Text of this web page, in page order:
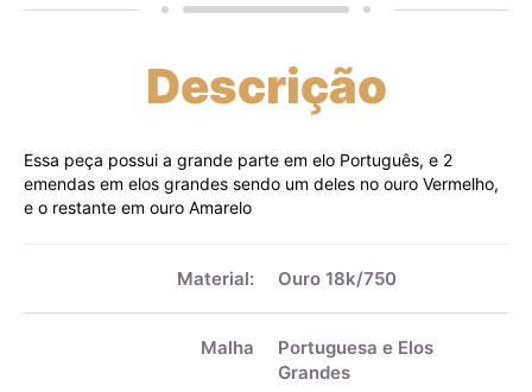
Descrição
Essa peça possui a grande parte em elo Português, e 2
emendas em elos grandes sendo um deles no ouro Vermelho,
e o restante em ouro Amarelo
Material: Ouro 18k/750
Malha
Portuguesa e Elos
Grandes